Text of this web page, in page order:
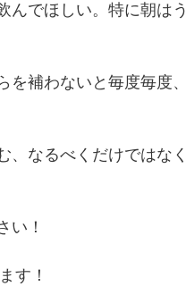
んでほしい。特に朝は
を補わないと毎度毎度
、なるべくだけではな
い！
す！